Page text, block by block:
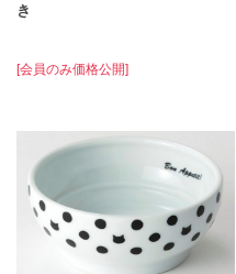
き
[会員のみ価格公開]